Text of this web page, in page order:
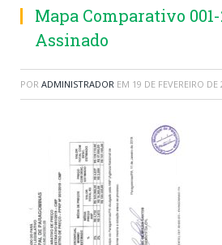
Mapa Comparativo 001-
Assinado
POR ADMINISTRADOR EM 19 DE FEVEREIRO DE